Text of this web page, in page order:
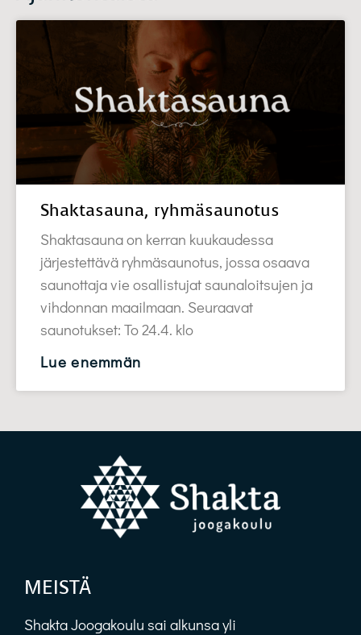
Shaktasauna, ryhmäsaunotus
Shaktasauna on kerran kuukaudessa
järjestettävä ryhmäsaunotus, jossa osaava
saunottaja vie osallistujat saunaloitsujen ja
vihdonnan maailmaan. Seuraavat
saunotukset: To 24.4. klo
Lue enemmän
MEISTÄ
Shakta Joogakoulu sai alkunsa yli